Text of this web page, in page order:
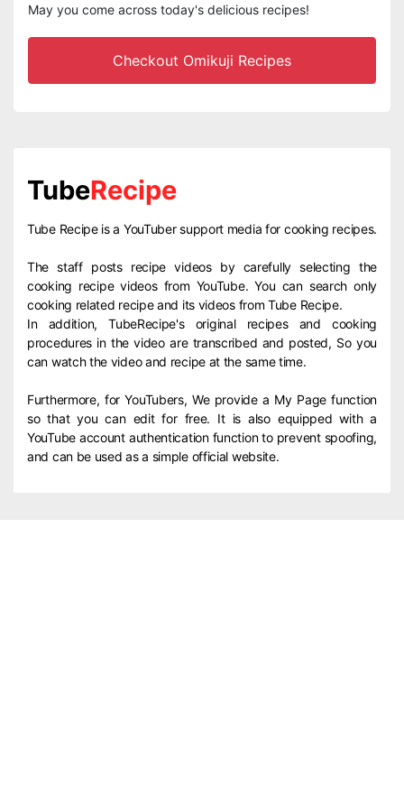
May you come across today's delicious recipes!
Checkout Omikuji Recipes
TubeRecipe
Tube Recipe is a YouTuber support media for cooking recipes.
The staff posts recipe videos by carefully selecting the
cooking recipe videos from YouTube. You can search only
cooking related recipe and its videos from Tube Recipe.
In addition, TubeRecipe's original recipes and cooking
procedures in the video are transcribed and posted, So you
can watch the video and recipe at the same time.
Furthermore, for YouTubers, We provide a My Page function
so that you can edit for free. It is also equipped with a
YouTube account authentication function to prevent spoofing,
and can be used as a simple official website.